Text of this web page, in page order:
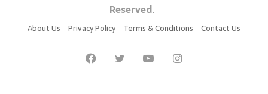
Reserved.
About Us Privacy Policy Terms & Conditions Contact Us
FacebookTwitter YouTubeInstagram